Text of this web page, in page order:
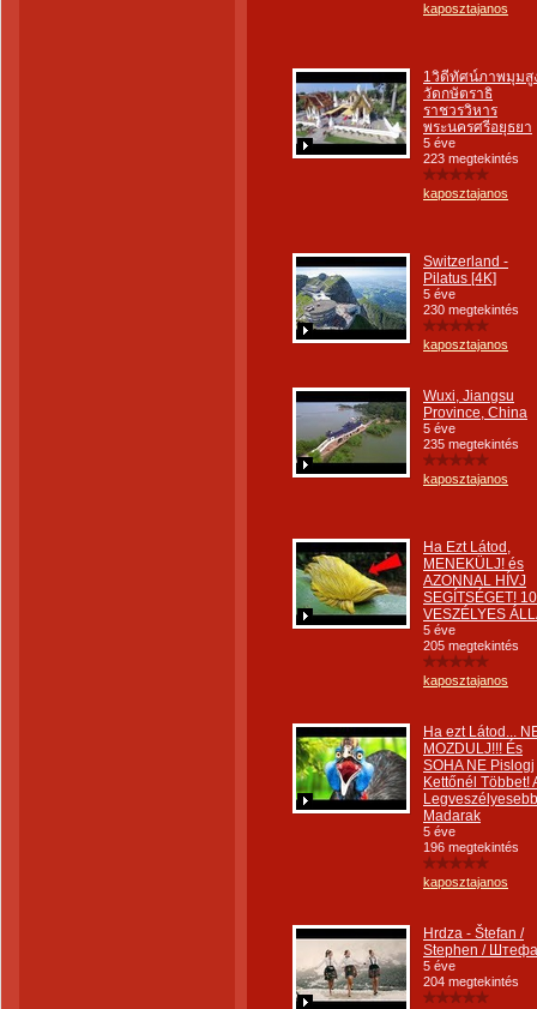
kaposztajanos
1วิดีทัศน์ภาพมุมสู
วัดกษัตราธิ
ราชวรวิหาร
พระนครศรีอยุธยา
5 éve
223 megtekintés
kaposztajanos
Switzerland -
Pilatus [4K]
5 éve
230 megtekintés
kaposztajanos
Wuxi, Jiangsu
Province, China
5 éve
235 megtekintés
kaposztajanos
Ha Ezt Látod,
MENEKÜLJ! és
AZONNAL HÍVJ
SEGÍTSÉGET! 10
VESZÉLYES
5 éve
205 megtekintés
kaposztajanos
Ha ezt Látod...
MOZDULJ!!! És
SOHA NE Pislogj
Kettőnél Többet!
Legveszélyesebb
Madarak
5 éve
196 megtekintés
kaposztajanos
Hrdza - Štefan /
Stephen /
5 éve
204 megtekintés